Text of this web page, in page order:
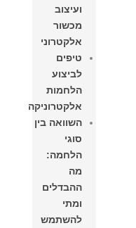
ועיצוב
מכשור
אלקטרוני
טיפים
לביצוע
הלחמות
אלקטרוניקה
השוואה בין
סוגי
הלחמה:
מה
ההבדלים
ומתי
להשתמש